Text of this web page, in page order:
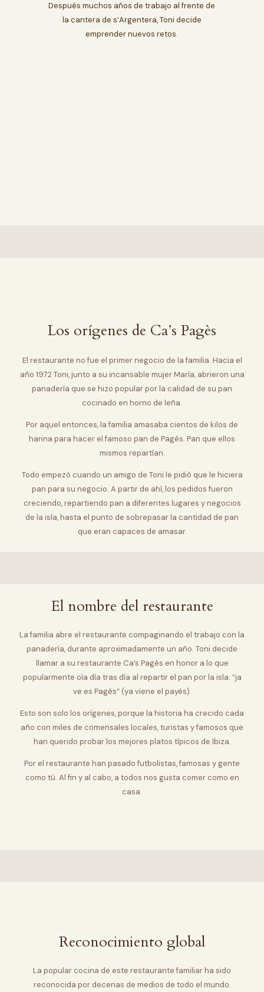
Después muchos años de trabajo al frente de
la cantera de s’Argentera, Toni decide
emprender nuevos retos.
Los orígenes de Ca’s Pagès
El restaurante no fue el primer negocio de la familia. Hacia el
año 1972 Toni, junto a su incansable mujer María, abrieron una
panadería que se hizo popular por la calidad de su pan
cocinado en horno de leña.
Por aquel entonces, la familia amasaba cientos de kilos de
harina para hacer el famoso pan de Pagés. Pan que ellos
mismos repartían.
Todo empezó cuando un amigo de Toni le pidió que le hiciera
pan para su negocio. A partir de ahí, los pedidos fueron
creciendo, repartiendo pan a diferentes lugares y negocios
de la isla, hasta el punto de sobrepasar la cantidad de pan
que eran capaces de amasar.
El nombre del restaurante
La familia abre el restaurante compaginando el trabajo con la
panadería, durante aproximadamente un año. Toni decide
llamar a su restaurante Ca’s Pagès en honor a lo que
popularmente oía día tras día al repartir el pan por la isla: “ja
ve es Pagès” (ya viene el payés).
Esto son solo los orígenes, porque la historia ha crecido cada
año con miles de comensales locales, turistas y famosos que
han querido probar los mejores platos típicos de Ibiza.
Por el restaurante han pasado futbolistas, famosas y gente
como tú. Al fin y al cabo, a todos nos gusta comer como en
casa.
Reconocimiento global
La popular cocina de este restaurante familiar ha sido
reconocida por decenas de medios de todo el mundo.